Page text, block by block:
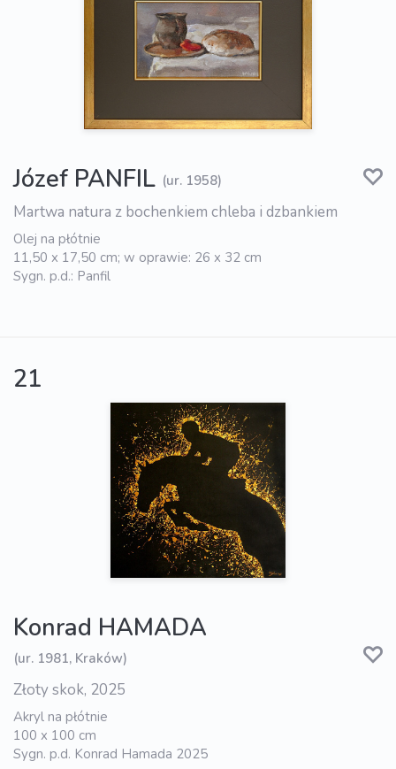
Józef PANFIL (ur. 1958)
Martwa natura z bochenkiem chleba i dzbankiem
Olej na płótnie
11,50 x 17,50 cm; w oprawie: 26 x 32 cm
Sygn. p.d.: Panfil
21
Konrad HAMADA
(ur. 1981, Kraków)
Złoty skok, 2025
Akryl na płótnie
100 x 100 cm
Sygn. p.d. Konrad Hamada 2025